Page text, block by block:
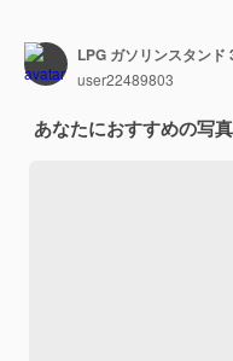
LPG ガソリンスタンド
user22489803
あなたにおすすめの写真